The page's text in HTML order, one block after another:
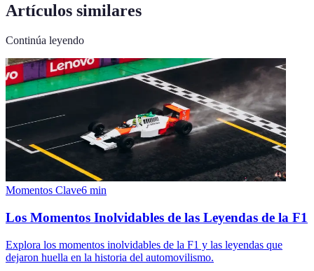
Artículos similares
Continúa leyendo
Momentos Clave6 min
Los Momentos Inolvidables de las Leyendas de la F1
Explora los momentos inolvidables de la F1 y las leyendas que
dejaron huella en la historia del automovilismo.